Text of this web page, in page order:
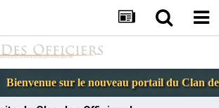
Bienvenue sur le nouveau portail du Clan des